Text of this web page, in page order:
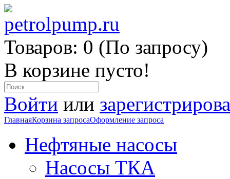
Товаров: 0 (По запросу)
В корзине пусто!
Войти или
ГлавнаяКорзина запросаОформление запроса
Нефтяные насосы
Насосы ТКА